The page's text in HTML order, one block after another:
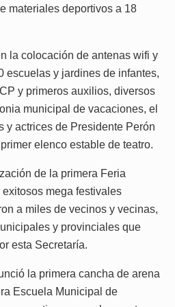
materiales deportivos a 18
la colocación de antenas wifi y
escuelas y jardines de infantes,
y primeros auxilios, diversos
municipal de vacaciones, el
y actrices de Presidente Perón
elenco estable de teatro.
de la primera Feria
mega festivales
a miles de vecinos y vecinas,
y provinciales que
esta Secretaría.
la primera cancha de arena
Escuela Municipal de